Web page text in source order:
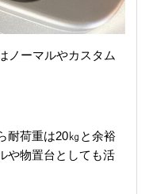
ノーマルやカスタム
耐荷重は20㎏と余裕
や物置台としても活